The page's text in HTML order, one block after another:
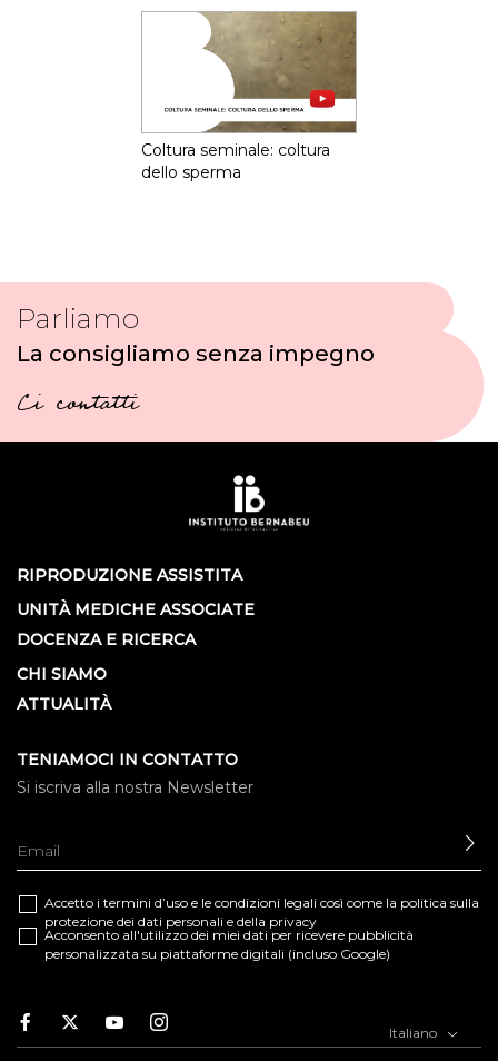
Coltura seminale: coltura
dello sperma
Parliamo
La consigliamo senza impegno
Ci contatti
RIPRODUZIONE ASSISTITA
UNITÀ MEDICHE ASSOCIATE
DOCENZA E RICERCA
CHI SIAMO
ATTUALITÀ
TENIAMOCI IN CONTATTO
Si iscriva alla nostra Newsletter
Accetto i termini d’uso e le condizioni legali così come la politica sulla
protezione dei dati personali e della privacy
Acconsento all'utilizzo dei miei dati per ricevere pubblicità
personalizzata su piattaforme digitali (incluso Google)
Facebook
TwitterYoutubeInstagram Italiano